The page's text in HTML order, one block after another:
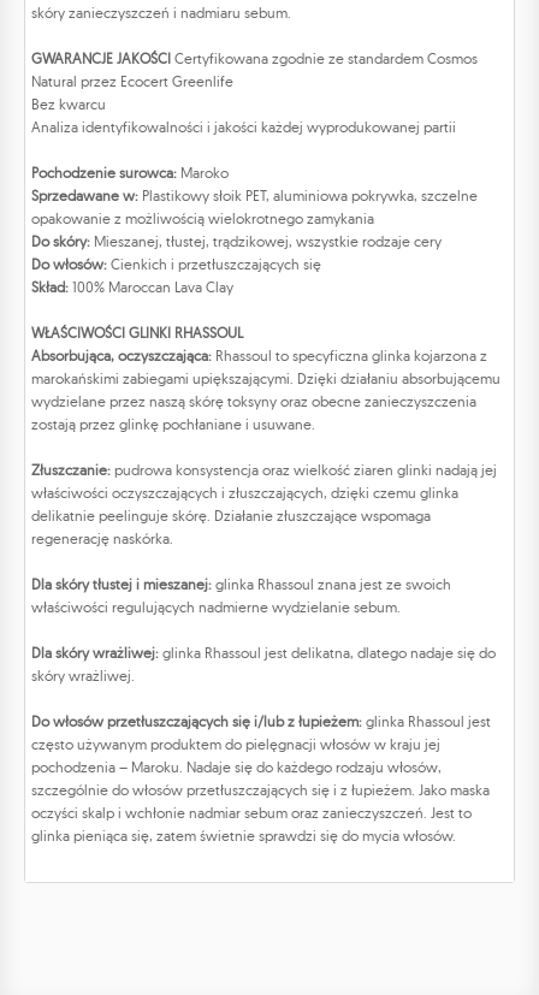
skóry zanieczyszczeń i nadmiaru sebum.
GWARANCJE JAKOŚCI Certyfikowana zgodnie ze standardem Cosmos
Natural przez Ecocert Greenlife
Bez kwarcu
Analiza identyfikowalności i jakości każdej wyprodukowanej partii
Pochodzenie surowca: Maroko
Sprzedawane w: Plastikowy słoik PET, aluminiowa pokrywka, szczelne
opakowanie z możliwością wielokrotnego zamykania
Do skóry: Mieszanej, tłustej, trądzikowej, wszystkie rodzaje cery
Do włosów: Cienkich i przetłuszczających się
Skład: 100% Maroccan Lava Clay
WŁAŚCIWOŚCI GLINKI RHASSOUL
Absorbująca, oczyszczająca: Rhassoul to specyficzna glinka kojarzona z
marokańskimi zabiegami upiększającymi. Dzięki działaniu absorbującemu
wydzielane przez naszą skórę toksyny oraz obecne zanieczyszczenia
zostają przez glinkę pochłaniane i usuwane.
Złuszczanie: pudrowa konsystencja oraz wielkość ziaren glinki nadają jej
właściwości oczyszczających i złuszczających, dzięki czemu glinka
delikatnie peelinguje skórę. Działanie złuszczające wspomaga
regenerację naskórka.
Dla skóry tłustej i mieszanej: glinka Rhassoul znana jest ze swoich
właściwości regulujących nadmierne wydzielanie sebum.
Dla skóry wrażliwej: glinka Rhassoul jest delikatna, dlatego nadaje się do
skóry wrażliwej.
Do włosów przetłuszczających się i/lub z łupieżem: glinka Rhassoul jest
często używanym produktem do pielęgnacji włosów w kraju jej
pochodzenia – Maroku. Nadaje się do każdego rodzaju włosów,
szczególnie do włosów przetłuszczających się i z łupieżem. Jako maska ​​
oczyści skalp i wchłonie nadmiar sebum oraz zanieczyszczeń. Jest to
glinka pieniąca się, zatem świetnie sprawdzi się do mycia włosów.